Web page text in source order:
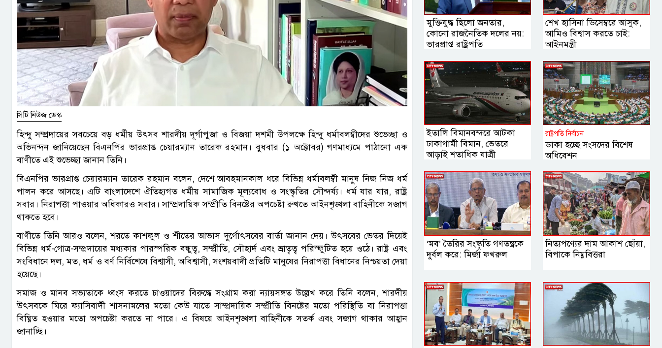
সিটি নিউজ ডেস্ক
হিন্দু সম্প্রদায়ের সবচেয়ে বড় ধর্মীয় উৎসব শারদীয় দূর্গাপুজা ও বিজয়া দশমী উপলক্ষে হিন্দু ধর্মাবলম্বীদের শুভেচ্ছা ও
অভিনন্দন জানিয়েছেন বিএনপির ভারপ্রাপ্ত চেয়ারম্যান তারেক রহমান। বুধবার (১ অক্টোবর) গণমাধ্যমে পাঠানো এক
বাণীতে এই শুভেচ্ছা জানান তিনি।
বিএনপির ভারপ্রাপ্ত চেয়ারম্যান তারেক রহমান বলেন, দেশে আবহমানকাল ধরে বিভিন্ন ধর্মাবলম্বী মানুষ নিজ নিজ ধর্ম
পালন করে আসছে। এটি বাংলাদেশে ঐতিহ্যগত ধর্মীয় সামাজিক মূল্যবোধ ও সংস্কৃতির সৌন্দর্য্য। ধর্ম যার যার, রাষ্ট্র
সবার। নিরাপত্তা পাওয়ার অধিকারও সবার। সাম্প্রদায়িক সম্প্রীতি বিনষ্টের অপচেষ্টা রুখতে আইনশৃঙ্খলা বাহিনীকে সজাগ
থাকতে হবে।
বাণীতে তিনি আরও বলেন, শরতে কাশফুল ও শীতের আভাস দুর্গোৎসবের বার্তা জানান দেয়। উৎসবের ভেতর দিয়েই
বিভিন্ন ধর্ম-গোত্র-সম্প্রদায়ের মধ্যকার পারস্পরিক বন্ধুত্ব, সম্প্রীতি, সৌহার্দ এবং ভ্রাতৃত্ব পরিস্ফুটিত হয়ে ওঠে। রাষ্ট্র এবং
সংবিধানে দল, মত, ধর্ম ও বর্ণ নির্বিশেষে বিশ্বাসী, অবিশ্বাসী, সংশয়বাদী প্রতিটি মানুষের নিরাপত্তা বিধানের নিশ্চয়তা দেয়া
হয়েছে।
সমাজ ও মানব সভ্যতাকে ধ্বংস করতে চাওয়াদের বিরুদ্ধে সংগ্রাম করা ন্যায়সঙ্গত উল্লেখ করে তিনি বলেন, শারদীয়
উৎসবকে ঘিরে ফ্যাসিবাদী শাসনামলের মতো কেউ যাতে সাম্প্রদায়িক সম্প্রীতি বিনষ্টের মতো পরিস্থিতি বা নিরাপত্তা
বিঘ্নিত হওয়ার মতো অপচেষ্টা করতে না পারে। এ বিষয়ে আইনশৃঙ্খলা বাহিনীকে সতর্ক এবং সজাগ থাকার আহ্বান
জানাচ্ছি।
মুক্তিযুদ্ধ ছিলো জনতার,
কোনো রাজনৈতিক দলের নয়:
ভারপ্রাপ্ত রাষ্ট্রপতি
শেখ হাসিনা ডিসেম্বরে আসুক,
আমিও বিশ্বাস করতে চাই:
আইনমন্ত্রী
ইতালি বিমানবন্দরে আটকা
ঢাকাগামী বিমান, ভেতরে
আড়াই শতাধিক যাত্রী
রাষ্ট্রপতি নির্বাচন
ডাকা হচ্ছে সংসদের বিশেষ
অধিবেশন
‘মব’ তৈরির সংস্কৃতি গণতন্ত্রকে
দুর্বল করে: মির্জা ফখরুল
নিত্যপণ্যের দাম আকাশ ছোঁয়া,
বিপাকে নিম্নবিত্তরা